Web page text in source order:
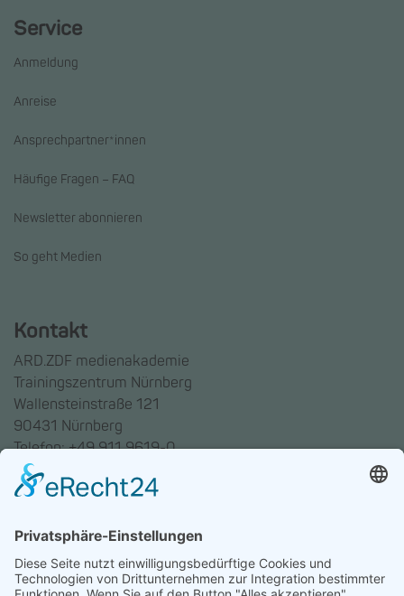
Service
Anmeldung
Anreise
Ansprechpartner*innen
Häufige Fragen – FAQ
Newsletter abonnieren
So geht Medien
Kontakt
ARD.ZDF medienakademie
Trainingszentrum Nürnberg
Wallensteinstraße 121
90431 Nürnberg
Telefon: +49 911 9619-0
Trainingszentrum Hannover
30169 Hannover
Telefon: +49 511 123598-531